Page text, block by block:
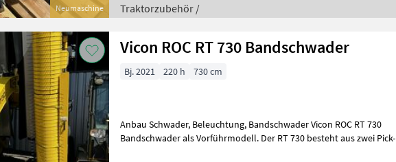
Neumaschine Traktorzubehör /
Vicon ROC RT 730 Bandschwader
Bj. 2021 220 h 730 cm
Anbau Schwader, Beleuchtung, Bandschwader Vicon ROC RT 730
Bandschwader als Vorführmodell. Der RT 730 besteht aus zwei Pick-Up-